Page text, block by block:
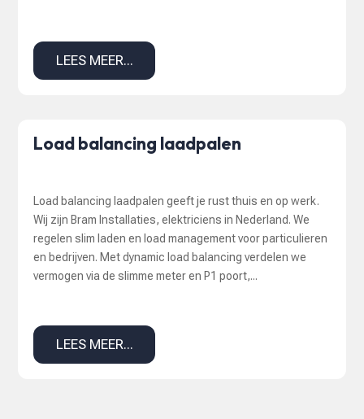
LEES MEER...
Load balancing laadpalen
Load balancing laadpalen geeft je rust thuis en op werk.
Wij zijn Bram Installaties, elektriciens in Nederland. We
regelen slim laden en load management voor particulieren
en bedrijven. Met dynamic load balancing verdelen we
vermogen via de slimme meter en P1 poort,...
LEES MEER...